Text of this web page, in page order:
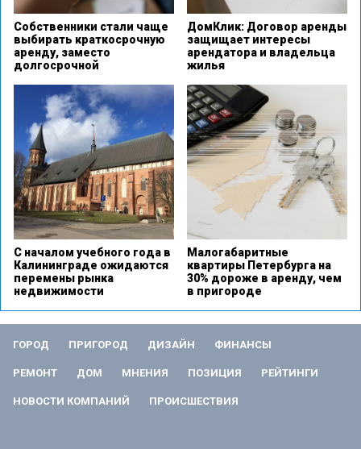
Собственники стали чаще
выбирать краткосрочную
аренду, заместо
долгосрочной
ДомКлик: Договор аренды
защищает интересы
арендатора и владельца
жилья
С началом учебного года в
Калининграде ожидаются
перемены рынка
недвижимости
Малогабаритные
квартиры Петербурга на
30% дороже в аренду, чем
в пригороде
ГОРОД ПРИГОРОД ДИЗАЙН ФИНАНСЫ
РЕМОНТ ДОМ МНЕНИЯ ПОЗИЦИЯ РЕЙТИНГИ
НОВОСТИ КОМПАНИЙ ПРОИСШЕСТВИЯ